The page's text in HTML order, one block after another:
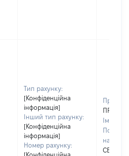
Тип рахунку:
[Конфіденційна
інформація]
Інший тип рахунку:
[Конфіденційна
інформація]
Номер рахунку:
[Конфіденційна
Ім'я:
По